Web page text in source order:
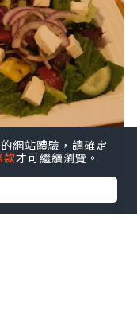
網站體驗，請確定
款才可繼續瀏覽。